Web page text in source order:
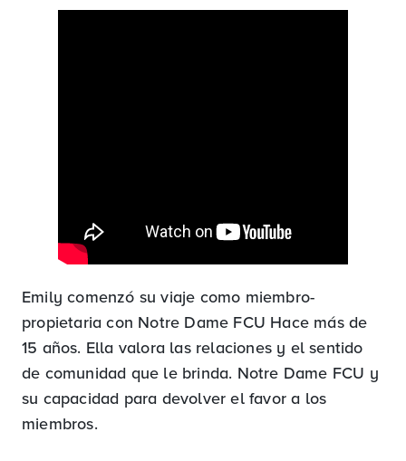
Emily comenzó su viaje como miembro-
propietaria con Notre Dame FCU Hace más de
15 años. Ella valora las relaciones y el sentido
de comunidad que le brinda. Notre Dame FCU y
su capacidad para devolver el favor a los
miembros.